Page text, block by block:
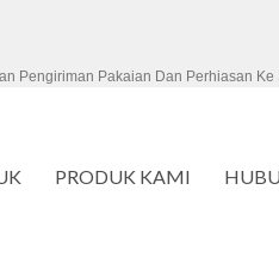
Pengiriman Pakaian Dan Perhiasan
PRODUK KAMI